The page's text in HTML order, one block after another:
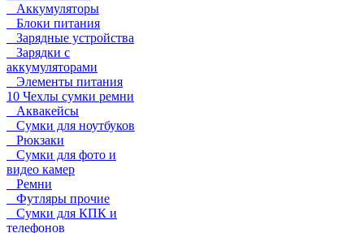
Аккумуляторы
Блоки питания
Зарядные устройства
Зарядки с
аккумуляторами
Элементы питания
10 Чехлы сумки ремни
Аквакейсы
Сумки для ноутбуков
Рюкзаки
Сумки для фото и
видео камер
Ремни
Футляры прочие
Сумки для КПК и
телефонов